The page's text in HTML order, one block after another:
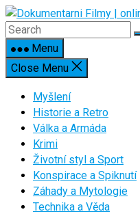
Skip
to
contentMenu
Close Menu
Myšlení
Historie a Retro
Válka a Armáda
Krimi
Životní styl a Sport
Konspirace a Spiknutí
Záhady a Mytologie
Technika a Věda